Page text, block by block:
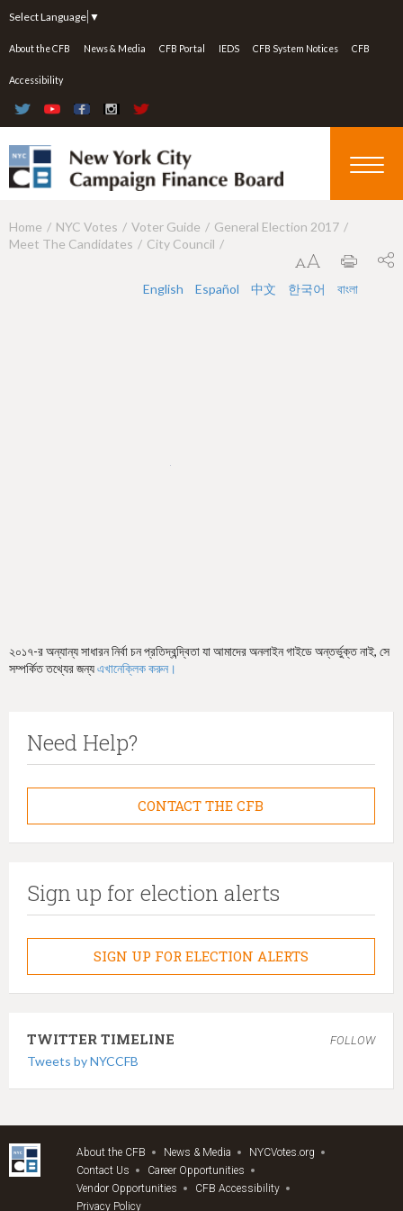
Select Language ▼
About the CFB News & Media CFB Portal IEDS CFB System Notices CFB
Accessibility
Y
Home NYC Votes Voter Guide
General Election 2017
Meet The Candidates
City Council
English Español 中文 한국어 বাংলা
২০১৭-র অন্যান্য সাধারন নির্বা চন প্রতিদ্বন্দ্বিতা যা আমাদের অনলাইন গাইডে অন্তর্ভুক্ত নাই, সে
সম্পর্কিত তথ্যের জন্যএখানেক্লিক করুন।
Need Help?
CONTACT THE CFB
Sign up for election alerts
SIGN UP FOR ELECTION ALERTS
TWITTER TIMELINE FOLLOW
Tweets by NYCCFB
About the CFB News & Media
NYCVotes.org
Contact Us
Career Opportunities
Vendor Opportunities
CFB Accessibility
Privacy Policy